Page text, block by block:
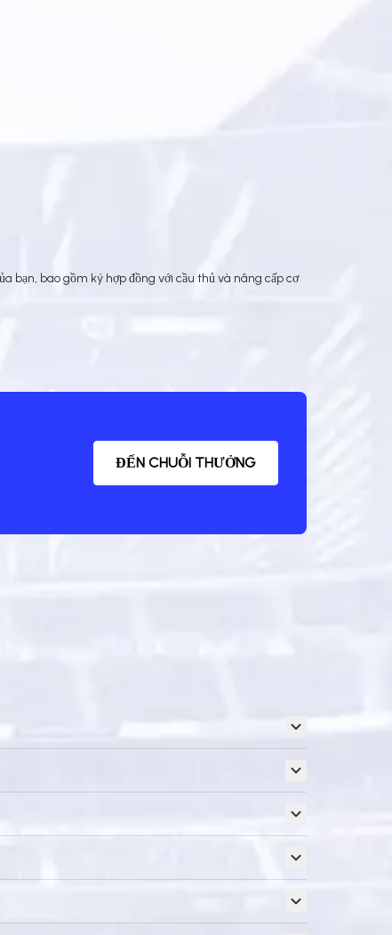
bạn, bao gồm ký hợp đồng với cầu thủ và nâng cấp cơ
ĐẾN CHUỖI THƯỞNG